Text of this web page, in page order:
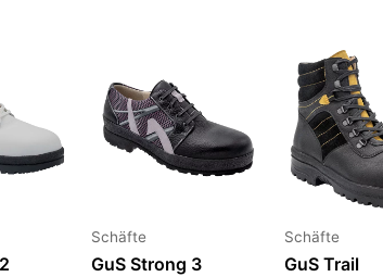
Schäfte
GuS Strong 3
Schäfte
GuS Trail